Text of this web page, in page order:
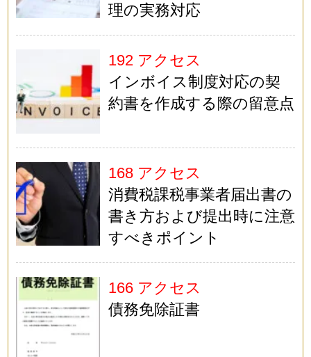
理の実務対応
192 アクセス
インボイス制度対応の契
約書を作成する際の留意点
168 アクセス
消費税課税事業者届出書の
書き方および提出時に注意
すべきポイント
166 アクセス
債務免除証書